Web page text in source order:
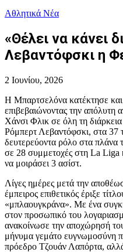
Αθλητικά Νέα
«Θέλει να κάνει
Λεβαντόφσκι η
2 Ιουνίου, 2026
Η Μπαρτσελόνα κατέκτησε
επιβεβαιώνοντας την απόλυτη
Χάνσι Φλικ σε όλη τη
Ρόμπερτ Λεβαντόφσκι, στα 37
δευτερεύοντα ρόλο στα
σε 28 συμμετοχές στη La Liga
να μοιράσει 3 ασίστ.
Λίγες ημέρες μετά την
έμπειρος επιθετικός έριξε
«μπλαουγκράνα». Με ένα
στον προσωπικό του
ανακοίνωσε την αποχώρησή
μήνυμα γεμάτο ευγνωμοσύνη
πρόεδρο Τζουάν Λαπόρτα,